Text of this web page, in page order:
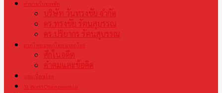
ตำนานวันทรงชัย
บริษัท วันทรงชัย จำกัด
ดร.ทรงชัย รัตนสุบรรณ
ดร.ปริยากร รัตนสุบรรณ
มวยไทย มรดกไทย มรดกโลก
ศึกในอดีต
คำคมและข้อคิด
แชมเปี้ยนโลก
S1 World Championship